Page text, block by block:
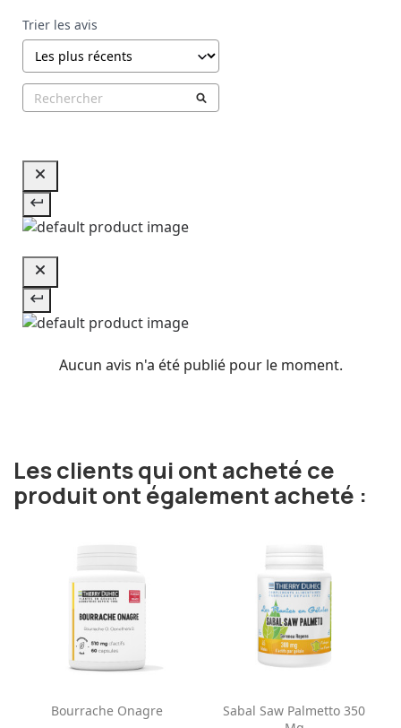
Trier les avis
Aucun avis n'a été publié pour le moment.
Les clients qui ont acheté ce
produit ont également acheté :
Bourrache Onagre
Sabal Saw Palmetto 350